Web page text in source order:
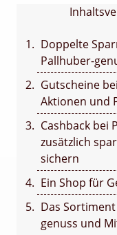
Doppelte
Pallhuber-
Gutscheine
Aktionen und
Cashback bei
zusätzlich
sichern
Ein Shop für
Das
genuss und